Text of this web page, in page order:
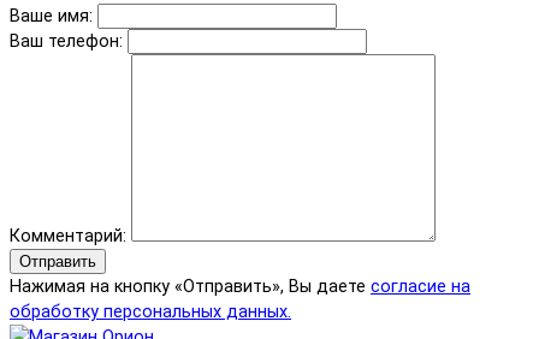
Ваше имя:
Ваш телефон:
Комментарий:
Отправить
Нажимая на кнопку «Отправить», Вы даете согласие на
обработку персональных данных.